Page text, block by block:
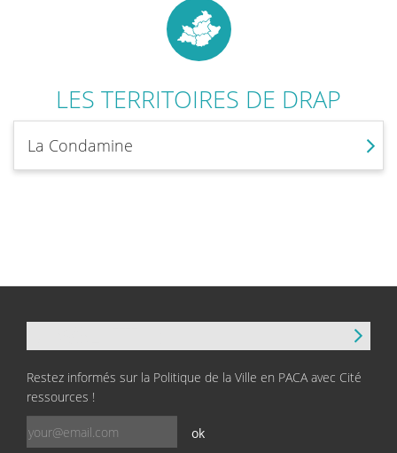
LES TERRITOIRES DE DRAP
La Condamine
Restez informés sur la Politique de la Ville en PACA avec Cité
ressources !
ok